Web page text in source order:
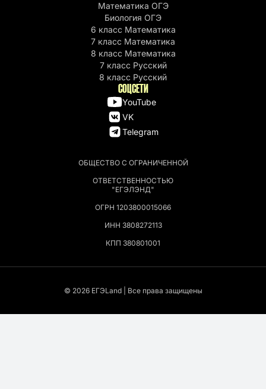
ОБЩЕСТВО С ОГРАНИЧЕННОЙ
ОТВЕТСТВЕННОСТЬЮ
"ЕГЭЛЭНД"
ОГРН 1203800015066
ИНН 3808272113
КПП 380801001
Математика ОГЭ
Биология ОГЭ
6 класс Математика
7 класс Математика
8 класс Математика
7 класс Русский
8 класс Русский
СОЦСЕТИ
YouTube
VK
Telegram
© 2026 EГЭLand | Все права защищены